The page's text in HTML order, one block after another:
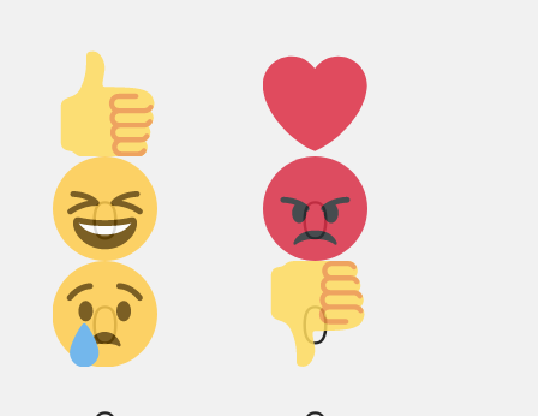
Палец
вверх!
0
Лайк!
0
Дикий
смех!
0
Агрессия!
0
Грусть :(
Палец
вниз!